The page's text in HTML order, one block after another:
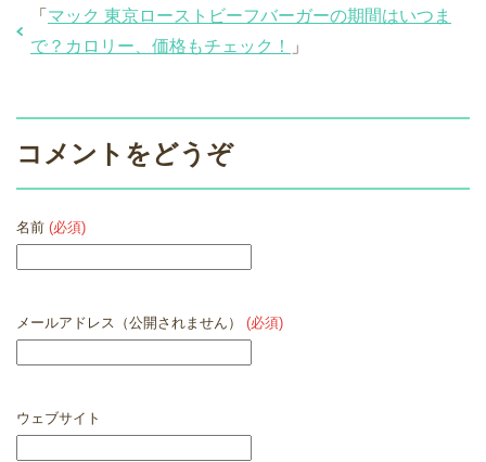
「 マック 東京ローストビーフバーガーの期間はいつま
で？カロリー、価格もチェック！
」
コメントをどうぞ
名前 (必須)
メールアドレス（公開されません） (必須)
ウェブサイト